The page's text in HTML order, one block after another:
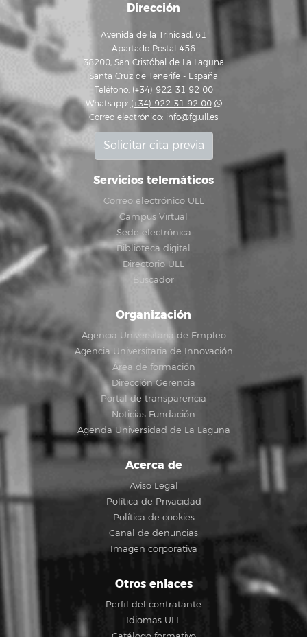
Dirección
Avenida de la Trinidad, 61
Apartado Postal 456
38200, San Cristóbal de La Laguna
Santa Cruz de Tenerife - España
Teléfono: (+34) 922 31 92 00
Whatsapp: (+34) 922 31 92 00
Correo electrónico: info@fg.ull.es
Solicitar cita previa
Servicios telemáticos
Correo electrónico ULL
Campus Virtual
Sede electrónica
Biblioteca digital
Directorio ULL
Buscador
Organización
Agencia Universitaria de Empleo
Agencia Universitaria de Innovación
Área de formación
Dirección Gerencia
Portal de transparencia
Noticias Fundación
Agenda Universidad de La Laguna
Acerca de
Aviso Legal
Política de Privacidad
Política de cookies
Canal de denuncias
Imagen corporativa
Otros enlaces
Perfil del contratante
Idiomas ULL